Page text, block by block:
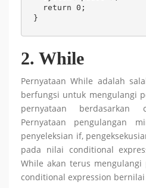
  return 0;
}
2. While
Pernyataan While adalah
berfungsi untuk mengulangi
pernyataan berdasarkan
Pernyataan pengulangan
penyeleksian if,
pada nilai conditional
While akan terus
conditional expression bernilai